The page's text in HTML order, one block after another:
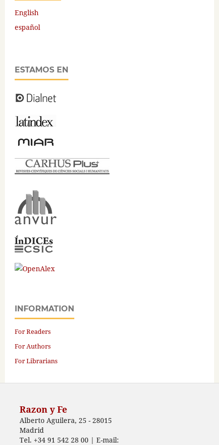
English
español
ESTAMOS EN
INFORMATION
For Readers
For Authors
For Librarians
Razon y Fe
Alberto Aguilera, 25 - 28015
Madrid
Tel. +34 91 542 28 00 | E-mail: